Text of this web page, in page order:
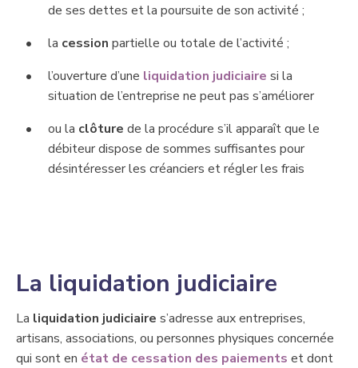
de ses dettes et la poursuite de son activité ;
la cession partielle ou totale de l’activité ;
l’ouverture d’une liquidation judiciaire si la
situation de l’entreprise ne peut pas s’améliorer
ou la clôture de la procédure s’il apparaît que le
débiteur dispose de sommes suffisantes pour
désintéresser les créanciers et régler les frais
​La liquidation judiciaire
La liquidation judiciaire ​s’adresse aux entreprises,
artisans, associations, ou ​personnes physiques concernée
qui sont en état de cessation des paiements et ​dont